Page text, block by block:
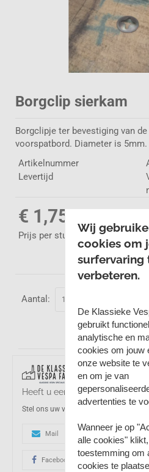
Borgclip sierkam
Borgclipje ter bevestiging van
voorspatbord. Diameter is 5mm.
Artikelnummer
Levertijd
€ 1,75
Prijs per stuk
Aantal:
Heeft u een vraag over dit
Stel ons uw vraag
Mail 0031-(0)161233017
Facebook
Wij
cookies om
surfervaring
verbeteren.
De Klassieke
gebruikt
analytische en
cookies om jouw
onze website te
en om je van
advertenties te
Wanneer je op
alle cookies"
toestemming om
cookies te